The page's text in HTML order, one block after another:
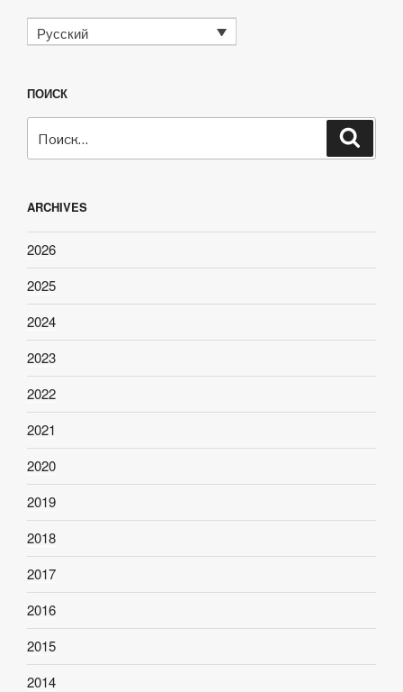
Русский
ПОИСК
ARCHIVES
2026
2025
2024
2023
2022
2021
2020
2019
2018
2017
2016
2015
2014